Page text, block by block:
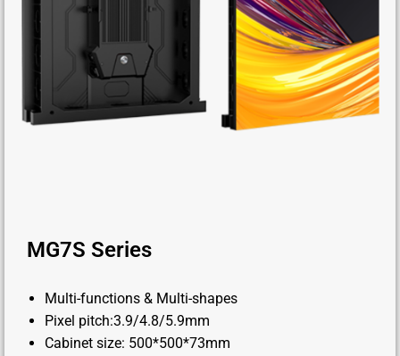
MG7S Series
Multi-functions & Multi-shapes
Pixel pitch:3.9/4.8/5.9mm
Cabinet size: 500*500*73mm